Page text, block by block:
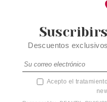
Descuentos
Acepto el